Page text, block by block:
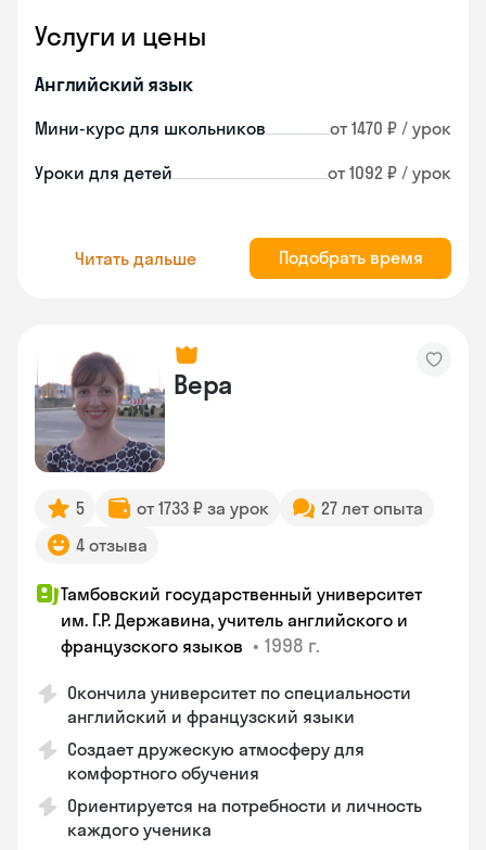
Услуги и цены
Английский язык
Мини-курс для школьников от 1470 ₽ / урок
Уроки для детей от 1092 ₽ / урок
Читать дальше Подобрать время
Вера
5 от 1733 ₽ за урок
27 лет опыта
4 отзыва
Тамбовский государственный университет
им. Г.Р. Державина, учитель английского и
французского языков • 1998 г.
Окончила университет по специальности
английский и французский языки
Создает дружескую атмосферу для
комфортного обучения
Ориентируется на потребности и личность
каждого ученика